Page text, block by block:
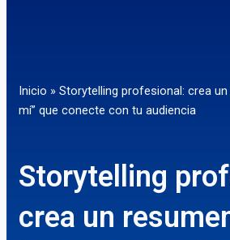
Inicio » Storytelling profesional: crea
mí” que conecte con tu audiencia
Storytelling
crea un